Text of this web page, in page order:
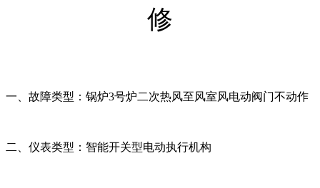
修
一、故障类型：锅炉3号炉二次热风至风室风电动阀门不动作
二、仪表类型：智能开关型电动执行机构